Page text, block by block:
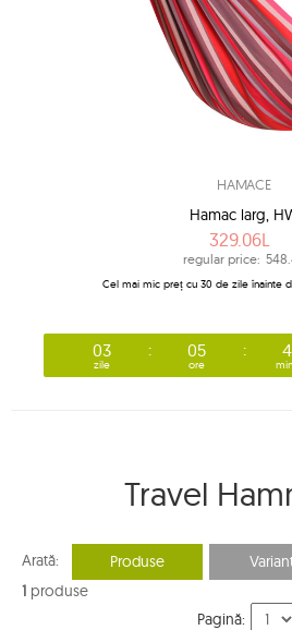
HAMACE
Hamac larg,
329.06L
regular price:
Cel mai mic preț cu 30 de zile înainte
03
zile
05
ore
Travel
Arată: Produse
1 produse
Pagină: